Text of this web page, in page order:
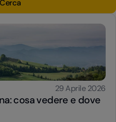
Cerca
29 Aprile 2026
cosa vedere e dove